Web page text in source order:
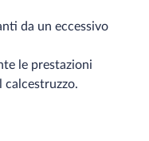
da un eccessivo
le prestazioni
calcestruzzo.